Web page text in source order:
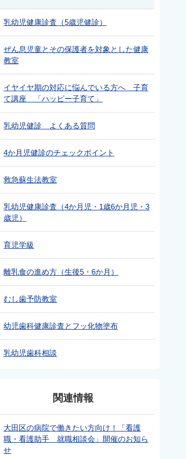
乳幼児健康診査（5歳児健診）
ぜん息児童とその保護者を対象とした健康
教室
イヤイヤ期の対応に悩んでいる方へ 子育
て講座 「ハッピー子育て」
乳幼児健診 よくある質問
4か月児健診のチェックポイント
救急蘇生法教室
乳幼児健康診査（4か月児・1歳6か月児・3
歳児）
育児学級
離乳食の進め方（生後5・6か月）
むし歯予防教室
幼児歯科健康診査とフッ化物塗布
乳幼児歯科相談
関連情報
大田区の病院で働きたい方向け！「看護
職・看護助手 就職相談会」開催のお知ら
せ